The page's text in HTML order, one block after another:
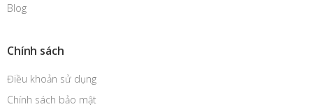
Blog
Chính sách
Điều khoản sử dụng
Chính sách bảo mật